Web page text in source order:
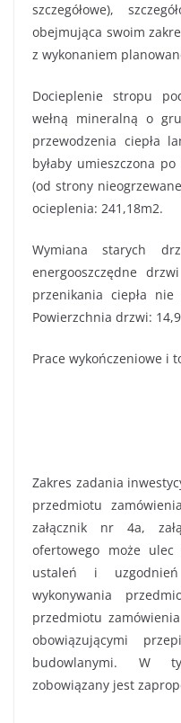
szczegółowe),
obejmująca swoim
z wykonaniem
Docieplenie stropu
wełną mineralną o
przewodzenia ciepła
byłaby umieszczona
(od strony
ocieplenia: 241,18m2.
Wymiana starych
energooszczędne
przenikania ciepła nie
Powierzchnia drzwi:
Prace wykończeniowe i
Zakres zadania
przedmiotu
załącznik nr 4a,
ofertowego może
ustaleń i
wykonywania
przedmiotu
obowiązującymi
budowlanymi. W
zobowiązany jest